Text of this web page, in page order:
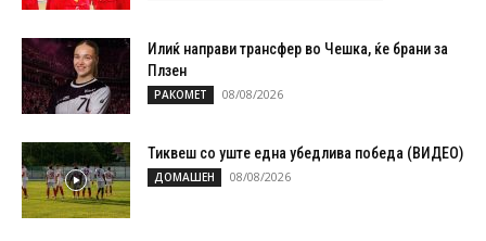
Илиќ направи трансфер во Чешка, ќе брани за
Плзен
РАКОМЕТ 08/08/2026
Тиквеш со уште една убедлива победа (ВИДЕО)
ДОМАШЕН 08/08/2026